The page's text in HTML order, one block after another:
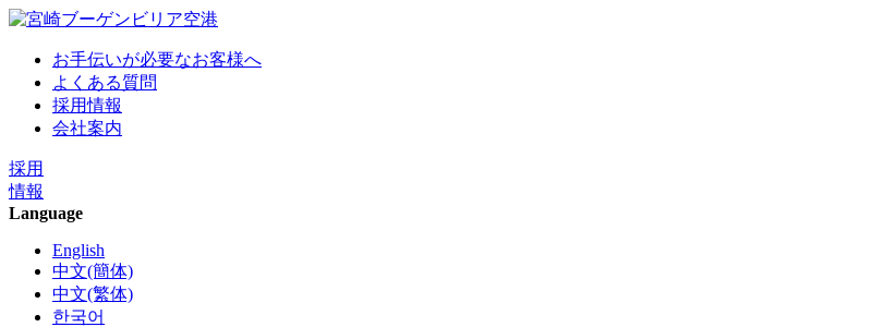
お手伝いが必要なお客様へ
よくある質問
採用情報
会社案内
採用
情報
Language
English
中文(簡体)
中文(繁体)
한국어